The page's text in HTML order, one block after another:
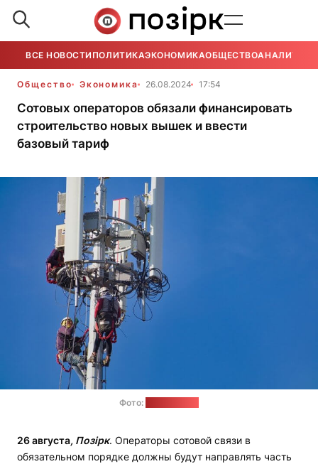
ВСЕ НОВОСТИ ПОЛИТИКАЭКОНОМИКАОБЩЕСТВОАНАЛИТИКА
Общество Экономика 26.08.2024 17:54
Сотовых операторов обязали финансировать
строительство новых вышек и ввести
базовый тариф
Фото:
26 августа, Позірк. Операторы сотовой связи в
обязательном порядке должны будут направлять часть